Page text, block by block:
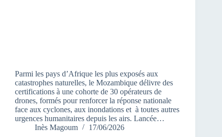
Parmi les pays d’Afrique les plus exposés aux
catastrophes naturelles, le Mozambique délivre des
certifications à une cohorte de 30 opérateurs de
drones, formés pour renforcer la réponse nationale
face aux cyclones, aux inondations et à toutes autres
urgences humanitaires depuis les airs. Lancée…
Inès Magoum
17/06/2026